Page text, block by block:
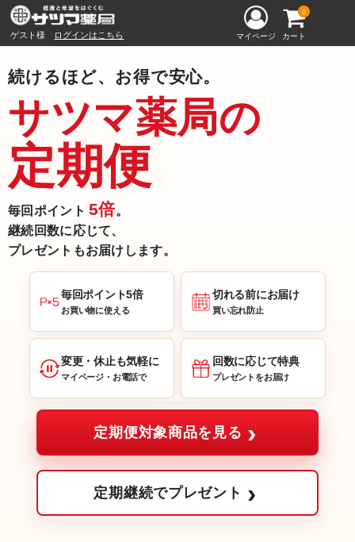
ゲスト様 ログインはこちら マイページ カート
0
続けるほど、お得で安心。
サツマ薬局の
定期便
毎回ポイント5倍。
継続回数に応じて、
プレゼントもお届けします。
毎回ポイント5倍
お買い物に使える
切れる前にお届け
買い忘れ防止
変更・休止も気軽に
マイページ・お電話で
回数に応じて特典
プレゼントをお届け
定期便対象商品を見る ›
定期継続でプレゼント ›